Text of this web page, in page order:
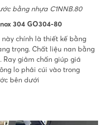
bằng nhựa C1NNB.80
304 GO304-80
chính là thiết kế bằng
trọng. Chất liệu nan bằng
Ray giảm chấn giúp giá
lo phải cúi vào trong
bên dưới